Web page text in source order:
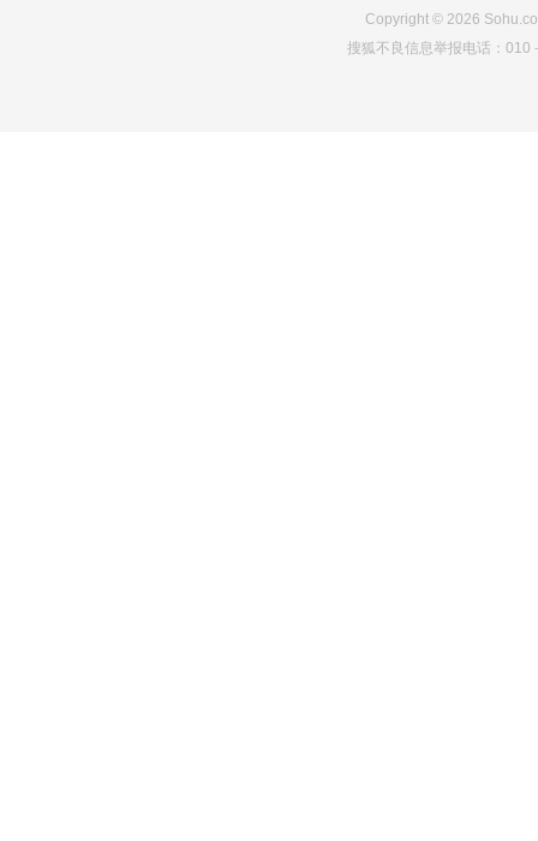
Copyright© 2026
搜狐不良信息举报电话：010